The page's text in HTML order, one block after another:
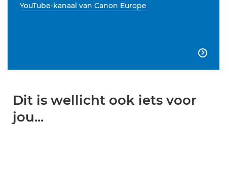
YouTube-kanaal van Canon Europe

Dit is wellicht ook iets voor
jou...